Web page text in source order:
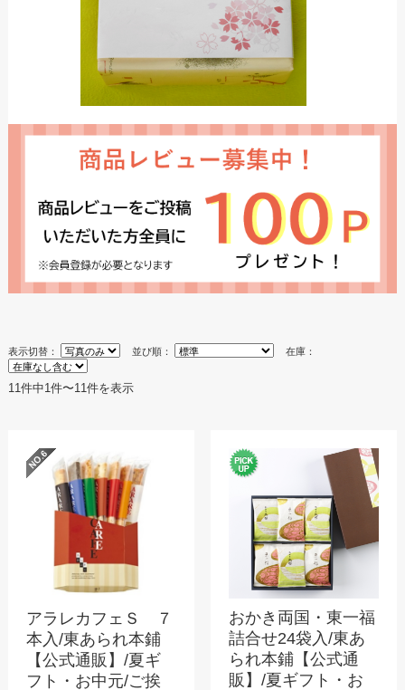
表示切替： 並び順： 在庫：
11件中1件〜11件を表示
アラレカフェＳ ７
本入/東あられ本鋪
【公式通販】/夏ギ
フト・お中元/ご挨
おかき両国・東一福
詰合せ24袋入/東あ
られ本鋪【公式通
販】/夏ギフト・お